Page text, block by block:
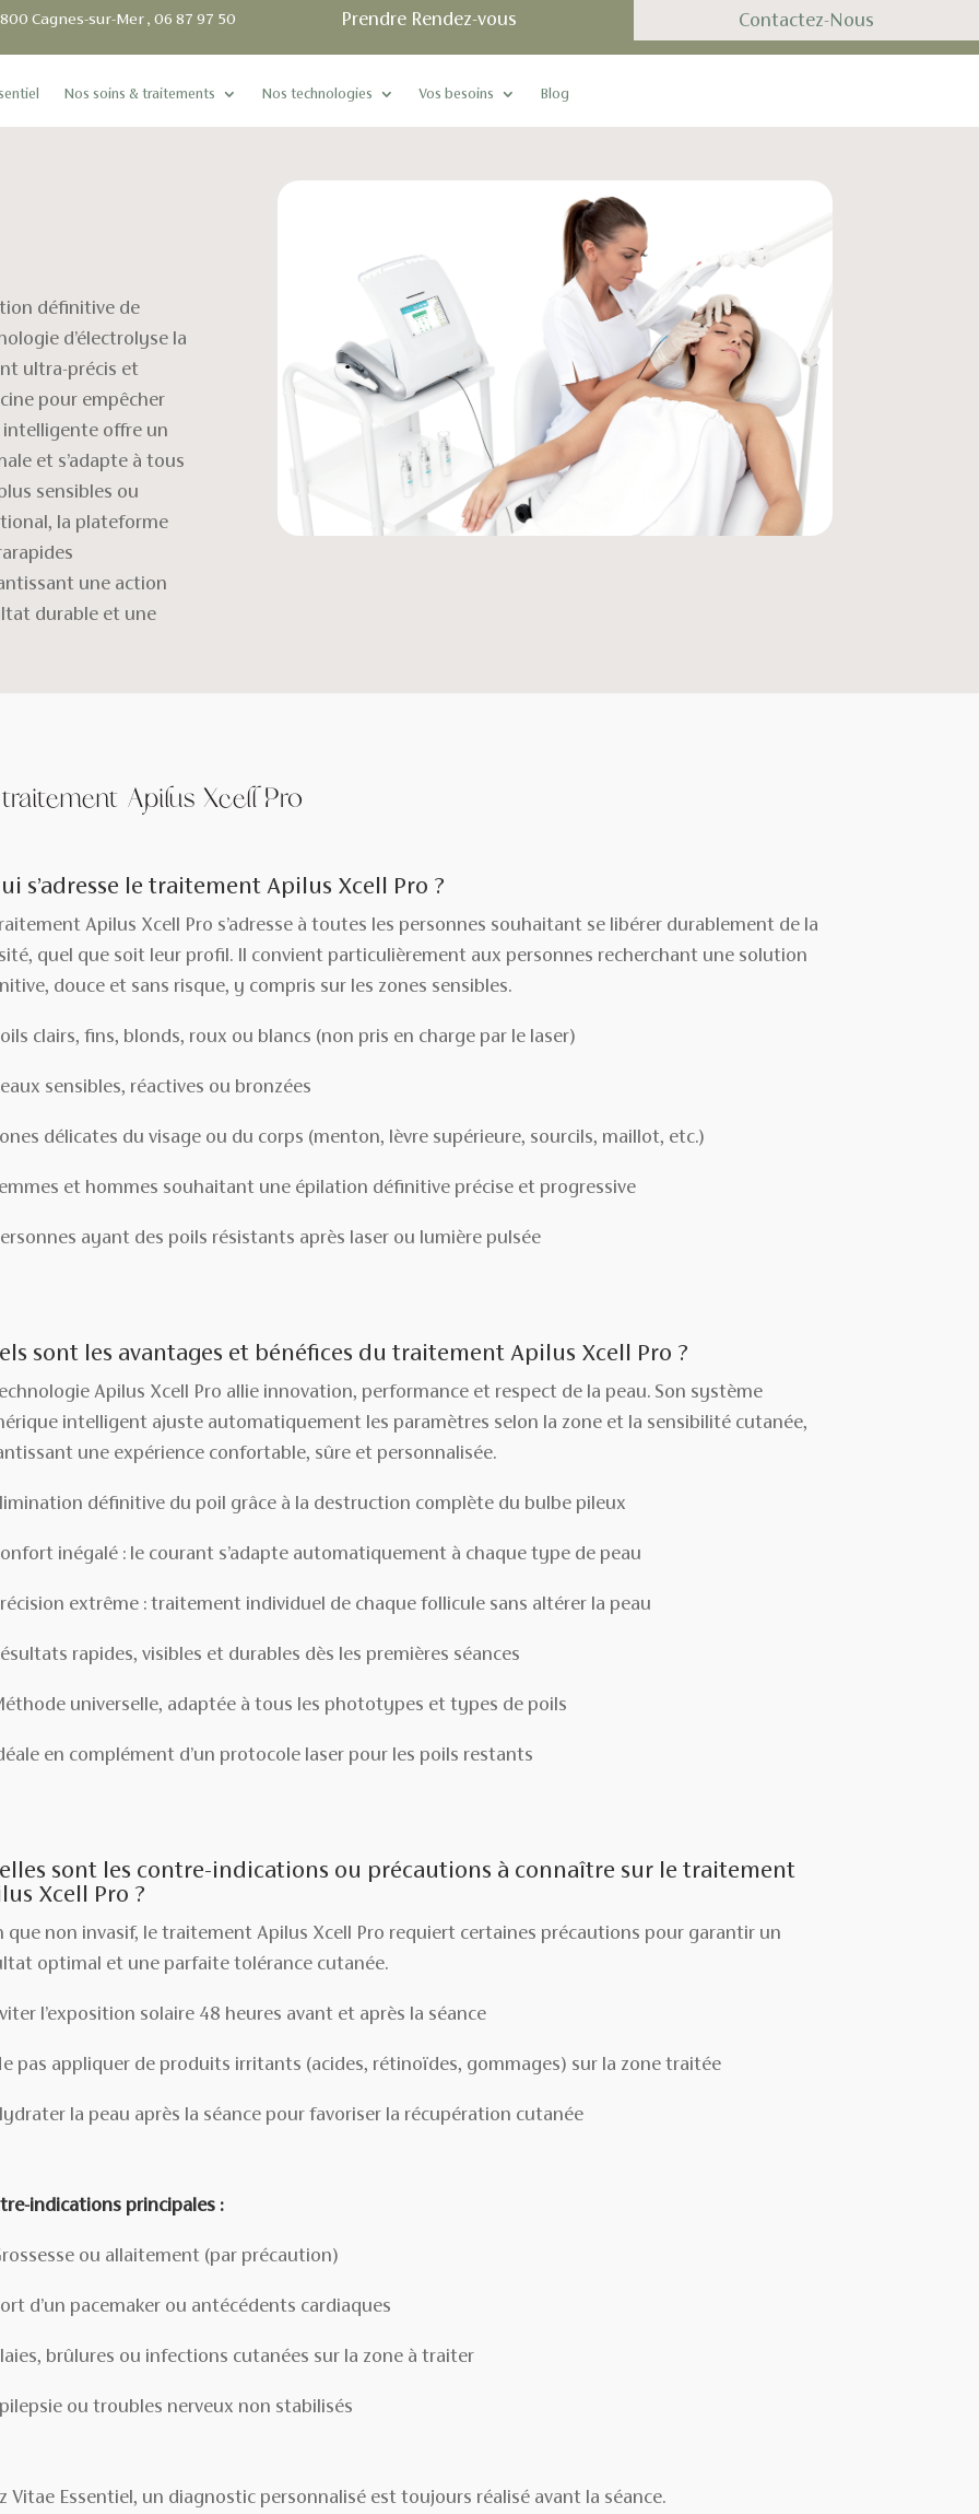
Cagnes-sur-Mer , 06 87 97 50
Prendre Rendez-vous Contactez-Nous
Nos soins & traitements Nos technologies Vos besoins Blog
définitive de
d’électrolyse la
ultra-précis et
pour empêcher
offre un
et s’adapte à tous
sensibles ou
la plateforme
une action
durable et une
Apilus Xcell Pro
s’adresse le traitement Apilus Xcell Pro ?
Apilus Xcell Pro s’adresse à toutes les personnes souhaitant se libérer durablement de la
quel que soit leur profil. Il convient particulièrement aux personnes recherchant une solution
douce et sans risque, y compris sur les zones sensibles.
clairs, fins, blonds, roux ou blancs (non pris en charge par le laser)
sensibles, réactives ou bronzées
délicates du visage ou du corps (menton, lèvre supérieure, sourcils, maillot, etc.)
et hommes souhaitant une épilation définitive précise et progressive
ayant des poils résistants après laser ou lumière pulsée
sont les avantages et bénéfices du traitement Apilus Xcell Pro ?
Apilus Xcell Pro allie innovation, performance et respect de la peau. Son système
intelligent ajuste automatiquement les paramètres selon la zone et la sensibilité cutanée,
une expérience confortable, sûre et personnalisée.
définitive du poil grâce à la destruction complète du bulbe pileux
inégalé : le courant s’adapte automatiquement à chaque type de peau
extrême : traitement individuel de chaque follicule sans altérer la peau
rapides, visibles et durables dès les premières séances
universelle, adaptée à tous les phototypes et types de poils
en complément d’un protocole laser pour les poils restants
sont les contre-indications ou précautions à connaître sur le traitement
Xcell Pro ?
que non invasif, le traitement Apilus Xcell Pro requiert certaines précautions pour garantir un
optimal et une parfaite tolérance cutanée.
l’exposition solaire 48 heures avant et après la séance
pas appliquer de produits irritants (acides, rétinoïdes, gommages) sur la zone traitée
la peau après la séance pour favoriser la récupération cutanée
indications principales :
ou allaitement (par précaution)
d’un pacemaker ou antécédents cardiaques
brûlures ou infections cutanées sur la zone à traiter
ou troubles nerveux non stabilisés
Vitae Essentiel, un diagnostic personnalisé est toujours réalisé avant la séance.